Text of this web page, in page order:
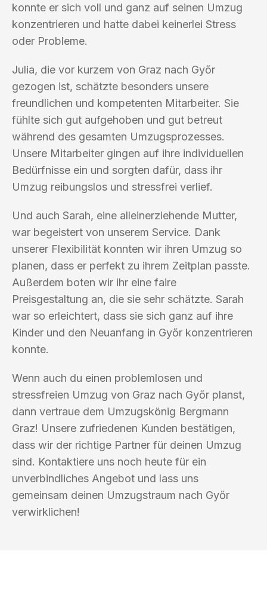
konnte er sich voll und ganz auf seinen Umzug
konzentrieren und hatte dabei keinerlei Stress
oder Probleme.
Julia, die vor kurzem von Graz nach Győr
gezogen ist, schätzte besonders unsere
freundlichen und kompetenten Mitarbeiter. Sie
fühlte sich gut aufgehoben und gut betreut
während des gesamten Umzugsprozesses.
Unsere Mitarbeiter gingen auf ihre individuellen
Bedürfnisse ein und sorgten dafür, dass ihr
Umzug reibungslos und stressfrei verlief.
Und auch Sarah, eine alleinerziehende Mutter,
war begeistert von unserem Service. Dank
unserer Flexibilität konnten wir ihren Umzug so
planen, dass er perfekt zu ihrem Zeitplan passte.
Außerdem boten wir ihr eine faire
Preisgestaltung an, die sie sehr schätzte. Sarah
war so erleichtert, dass sie sich ganz auf ihre
Kinder und den Neuanfang in Győr konzentrieren
konnte.
Wenn auch du einen problemlosen und
stressfreien Umzug von Graz nach Győr planst,
dann vertraue dem Umzugskönig Bergmann
Graz! Unsere zufriedenen Kunden bestätigen,
dass wir der richtige Partner für deinen Umzug
sind. Kontaktiere uns noch heute für ein
unverbindliches Angebot und lass uns
gemeinsam deinen Umzugstraum nach Győr
verwirklichen!